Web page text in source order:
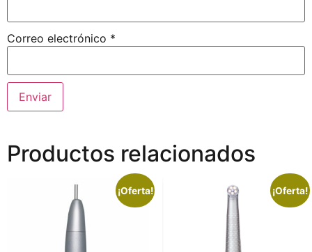
Correo electrónico *
Productos relacionados
¡Oferta! ¡Oferta!